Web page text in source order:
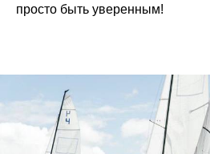
просто быть уверенным!